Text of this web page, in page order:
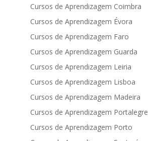
Cursos de Aprendizagem Coimbra
Cursos de Aprendizagem Évora
Cursos de Aprendizagem Faro
Cursos de Aprendizagem Guarda
Cursos de Aprendizagem Leiria
Cursos de Aprendizagem Lisboa
Cursos de Aprendizagem Madeira
Cursos de Aprendizagem Portalegre
Cursos de Aprendizagem Porto